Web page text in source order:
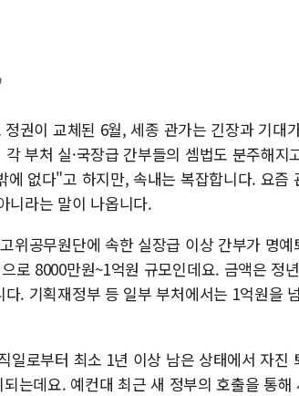
추미애, '위안
인천 선재도 갯
인천서 말다툼
'화합' 꺼낸 김
권이 교체된 6월, 세종 관가는 긴장과 기대
부처 실·국장급 간부들의 셈법도 분주해지
없다"고 하지만, 속내는 복잡합니다. 요즘
니라는 말이 나옵니다.
위공무원단에 속한 실장급 이상 간부가 명예
로 8000만원~1억원 규모인데요. 금액은 정
. 기획재정부 등 일부 부처에서는 1억원을
로부터 최소 1년 이상 남은 상태에서 자진
는데요. 예컨대 최근 새 정부의 호출을 통해